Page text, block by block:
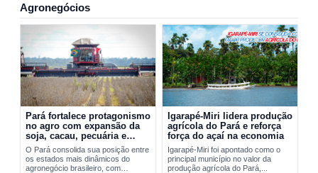
Agronegócios
Pará fortalece protagonismo
no agro com expansão da
soja, cacau, pecuária e
exportações
O Pará consolida sua posição entre
os estados mais dinâmicos do
agronegócio brasileiro, com
Igarapé-Miri lidera produção
agrícola do Pará e reforça
força do açaí na economia
Igarapé-Miri foi apontado como o
principal município no valor da
produção agrícola do Pará,...